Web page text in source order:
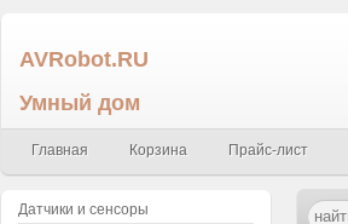
AVRobot.RU
Умный дом
Главная Корзина Прайс-лист
Датчики и сенсоры